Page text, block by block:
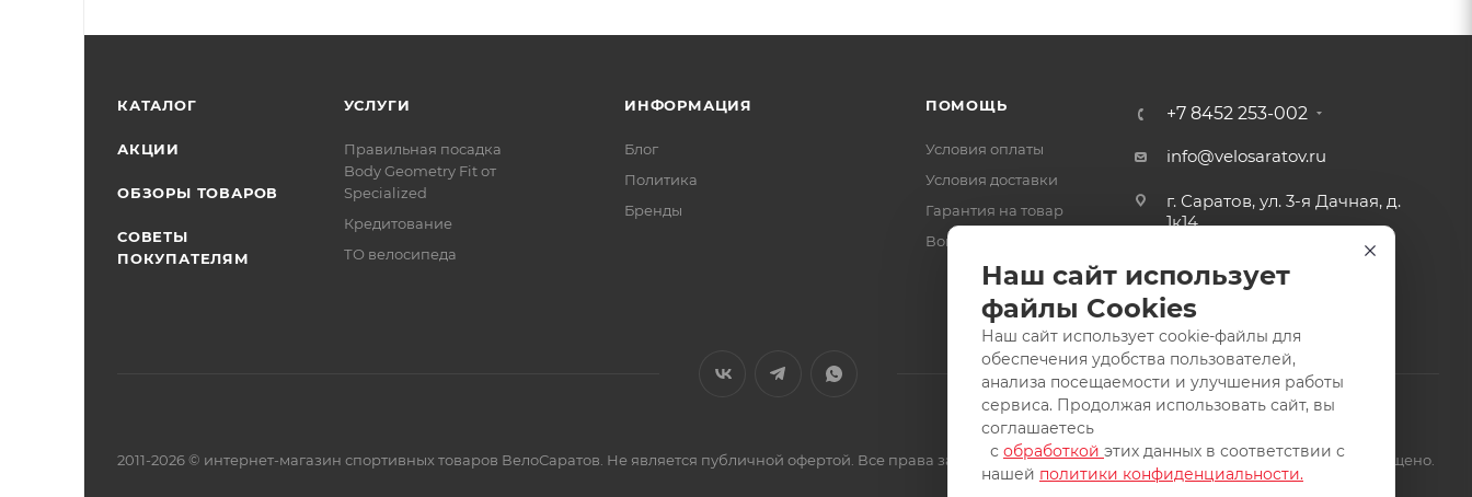
КАТАЛОГ
АКЦИИ
ОБЗОРЫ ТОВАРОВ
СОВЕТЫ
ПОКУПАТЕЛЯМ
УСЛУГИ
Правильная посадка
Body Geometry Fit от
Specialized
Кредитование
ТО велосипеда
ИНФОРМАЦИЯ
Блог
Политика
Бренды
ПОМОЩЬ
Условия оплаты
Условия доставки
Гарантия на товар
Вопрос-ответ
+7 8452 253-002
info@velosaratov.ru
г. Саратов, ул. 3-я Дачная, д.
1к14
2011-2026 © интернет-магазин спортивных товаров ВелоСаратов. Не является публичной офертой. Все права защищены. Заимствование материалов и фотографий запрещено.
Наш сайт использует
файлы Cookies
Наш сайт использует cookie-файлы для
обеспечения удобства пользователей,
анализа посещаемости и улучшения работы
сервиса. Продолжая использовать сайт, вы
соглашаетесь
с обработкой этих данных в соответствии с
нашей политики конфиденциальности.